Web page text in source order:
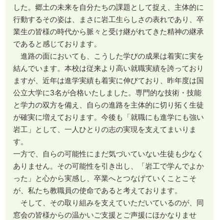
した。郷土の未来を自分たちの課題として捉え、主体的に
行動するその姿は、まさに岩工生らしさの表れであり、卒
業生の皆様の時代から脈々と受け継がれてきた精神の継承
であると感じております。
進路の面においても、こうした学びの成果は着実に実を
結んでいます。本校は従来より高い就職実績を誇っており
ますが、近年は進学実績も着実に伸びており、昨年度は国
公立大学に3名が合格いたしました。専門的な技術・技能
と学力の双方を備え、自らの進路を主体的に切り拓く生徒
が確実に増えております。今後も「就職にも進学にも強い
岩工」として、一人ひとりの志の実現を支えてまいりま
す。
一方で、自らの可能性にまだ気づいていない生徒も少なく
ありません。その可能性を引き出し、「岩工で学んでよか
った」と心から実感し、卒業へとつなげていくことこそ
が、私たち教職員の使命であると考えております。
そして、その取り組みを支えていただいているのが、同
窓会の皆様からの温かいご支援とご声援にほかなりませ